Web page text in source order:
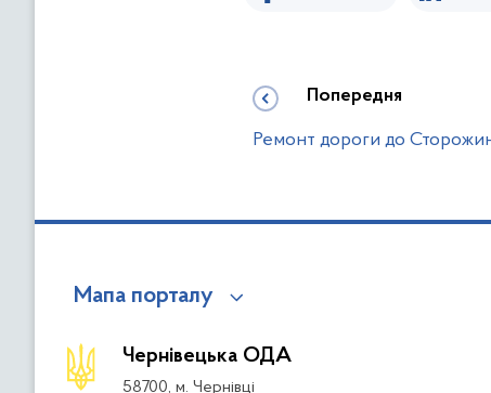
Попередня
Ремонт дороги до
Мапа порталу
Чернівецька ОДА
58700, м. Чернівці